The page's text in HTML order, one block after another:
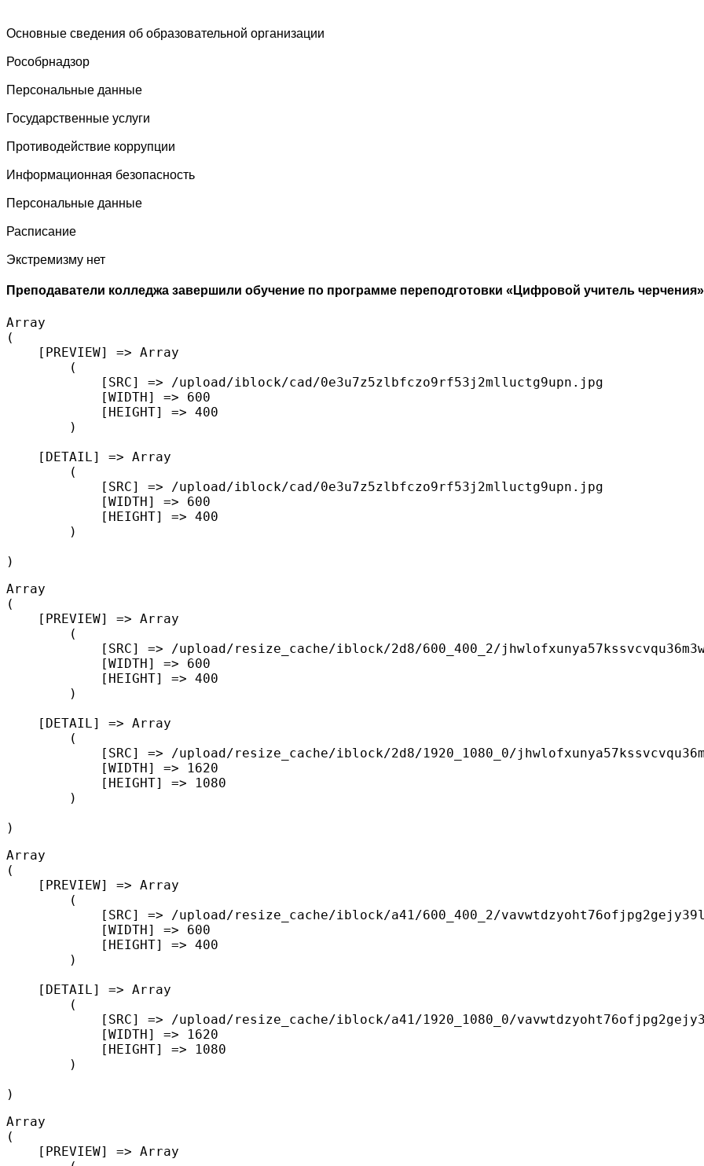
Основные сведения об образовательной организации
Роcобрнадзор
Персональные данные
Государственные услуги
Противодействие коррупции
Информационная безопасность
Персональные данные
Расписание
Экстремизму нет
Преподаватели колледжа завершили обучение по программе переподготовки «Цифровой учитель черчения»
Array
(
    [PREVIEW] => Array
        (
            [SRC] => /upload/iblock/cad/0e3u7z5zlbfczo9rf53j2mlluctg9upn.jpg
            [WIDTH] => 600
            [HEIGHT] => 400
        )
    [DETAIL] => Array
        (
            [SRC] => /upload/iblock/cad/0e3u7z5zlbfczo9rf53j2mlluctg9upn.jpg
            [WIDTH] => 600
            [HEIGHT] => 400
        )
Array
(
    [PREVIEW] => Array
        (
[SRC] => /upload/resize_cache/iblock/2d8/600_400_2/
            [WIDTH] => 600
            [HEIGHT] => 400
        )
    [DETAIL] => Array
        (
[SRC] => /upload/resize_cache/iblock/2d8/1920_1080_0/
            [WIDTH] => 1620
            [HEIGHT] => 1080
        )
Array
(
    [PREVIEW] => Array
        (
[SRC] => /upload/resize_cache/iblock/a41/600_400_2/
            [WIDTH] => 600
            [HEIGHT] => 400
        )
    [DETAIL] => Array
        (
[SRC] => /upload/resize_cache/iblock/a41/1920_1080_0/
            [WIDTH] => 1620
            [HEIGHT] => 1080
        )
Array
(
    [PREVIEW] => Array